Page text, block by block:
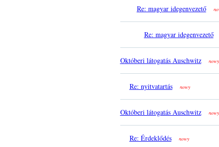
Re: magyar idegenvezető
Re: magyar idegenvezető
Októberi látogatás Auschwitz nowy
Re: nyitvatartás nowy
Októberi látogatás Auschwitz nowy
Re: Érdeklődés nowy